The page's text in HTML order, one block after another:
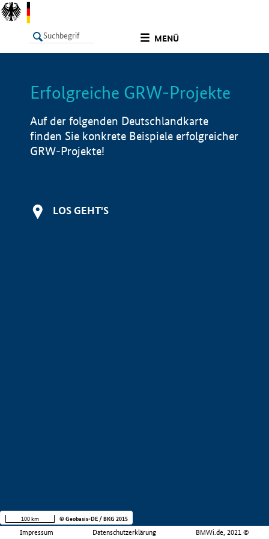
MENÜ
LISTE Info
Erfolgreiche GRW-Projekte
Auf der folgenden Deutschlandkarte
finden Sie konkrete Beispiele erfolgreicher
GRW-Projekte!
LOS GEHT'S
Impressum Datenschutzerklärung BMWi.de, 2021 ©
100 km © Geobasis-DE / BKG 2015